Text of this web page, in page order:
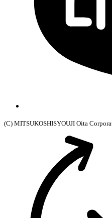
(C) MITSUKOSHISYOUJI Oita